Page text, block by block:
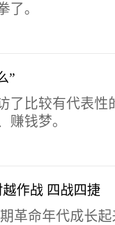
了。
”
了比较有代表性
赚钱梦。
作战 四战四捷
革命年代成长